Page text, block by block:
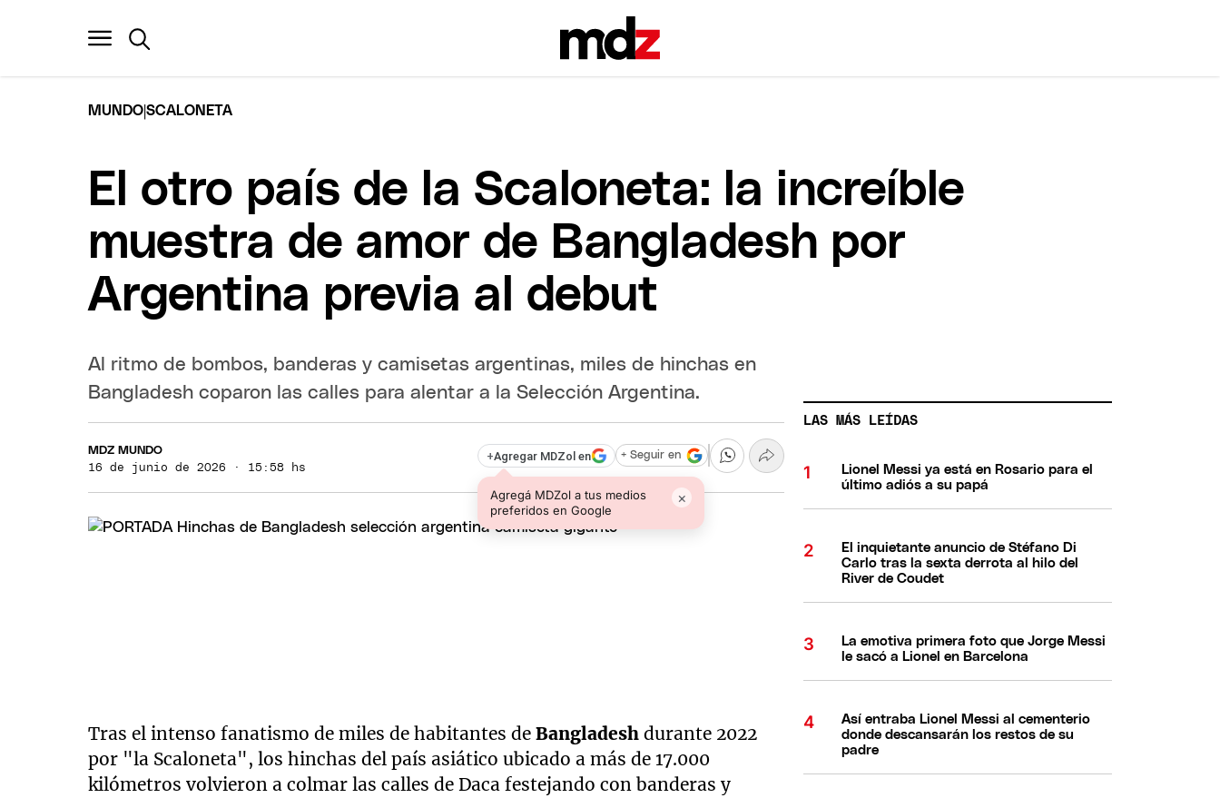
MUNDO|SCALONETA
El otro país de la Scaloneta: la increíble
muestra de amor de Bangladesh por
Argentina previa al debut
Al ritmo de bombos, banderas y camisetas argentinas, miles de hinchas en
Bangladesh coparon las calles para alentar a la Selección Argentina.
MDZ MUNDO
16 de junio de 2026 · 15:58 hs
+Agregar MDZol en
Agregá MDZol a tus medios
preferidos en Google
×
+ Seguir en
Tras el intenso fanatismo de miles de habitantes deBangladeshdurante 2022
por "la Scaloneta", los hinchas del país asiático ubicado a más de 17.000
kilómetros volvieron a colmar las calles de Daca festejando con banderas y
LAS MÁS LEÍDAS
Lionel Messi ya está en Rosario para el
último adiós a su papá
El inquietante anuncio de Stéfano Di
Carlo tras la sexta derrota al hilo del
River de Coudet
La emotiva primera foto que Jorge Messi
le sacó a Lionel en Barcelona
Así entraba Lionel Messi al cementerio
donde descansarán los restos de su
padre